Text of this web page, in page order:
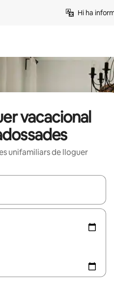
Hi ha
vacacional
unifamiliars de lloguer
disponibles, podràs